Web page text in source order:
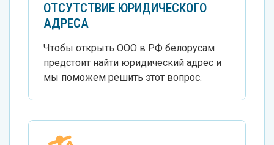
ОТСУТСТВИЕ ЮРИДИЧЕСКОГО
АДРЕСА
Чтобы открыть ООО в РФ белорусам
предстоит найти юридический адрес и
мы поможем решить этот вопрос.